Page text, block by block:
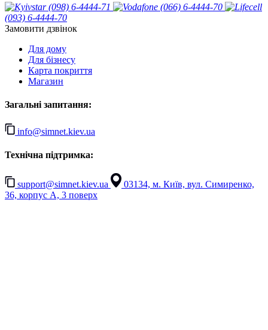
(098) 6-4444-71
(066) 6-4444-70
(093) 6-4444-70
Замовити дзвінок
Для дому
Для бізнесу
Карта покриття
Магазин
Загальні запитання:
info@simnet.kiev.ua
Технічна підтримка:
support@simnet.kiev.ua
03134, м. Київ, вул. Симиренко,
36, корпус А, 3 поверх